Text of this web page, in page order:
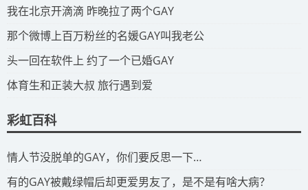
​我在北京开滴滴 昨晚拉了两个GAY
​那个微博上百万粉丝的名媛GAY叫我老公
​头一回在软件上 约了一个已婚GAY
​体育生和正装大叔 旅行遇到爱
彩虹百科
​情人节没脱单的GAY，你们要反思一下…
​有的GAY被戴绿帽后却更爱男友了，是不是有啥大病？